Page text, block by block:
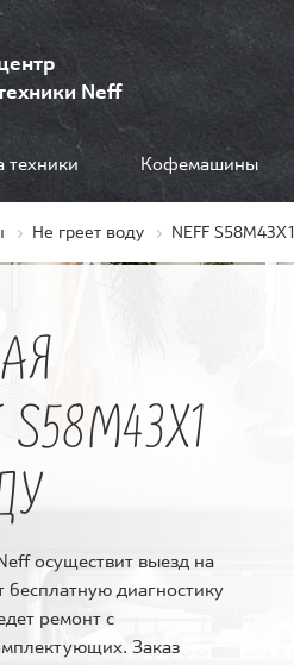
Neff
техники Кофемашины
Не греет воду NEFF S58M43X1
осуществит выезд на
диагностику
ремонт с
Заказ